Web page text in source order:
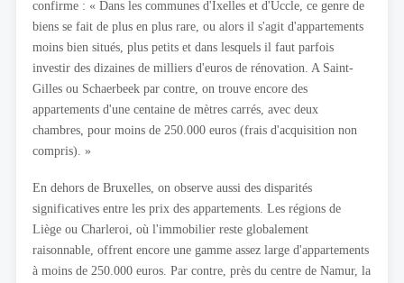
confirme : « Dans les communes d'Ixelles et d'Uccle, ce genre de
biens se fait de plus en plus rare, ou alors il s'agit d'appartements
moins bien situés, plus petits et dans lesquels il faut parfois
investir des dizaines de milliers d'euros de rénovation. A Saint-
Gilles ou Schaerbeek par contre, on trouve encore des
appartements d'une centaine de mètres carrés, avec deux
chambres, pour moins de 250.000 euros (frais d'acquisition non
compris). »
En dehors de Bruxelles, on observe aussi des disparités
significatives entre les prix des appartements. Les régions de
Liège ou Charleroi, où l'immobilier reste globalement
raisonnable, offrent encore une gamme assez large d'appartements
à moins de 250.000 euros. Par contre, près du centre de Namur, la